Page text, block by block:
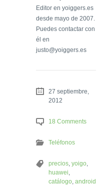
Editor en yoiggers.es
desde mayo de 2007.
Puedes contactar con
él en
justo@yoiggers.es
27 septiembre,
2012
18 Comments
Teléfonos
precios yoigo
huawei
catálogo android